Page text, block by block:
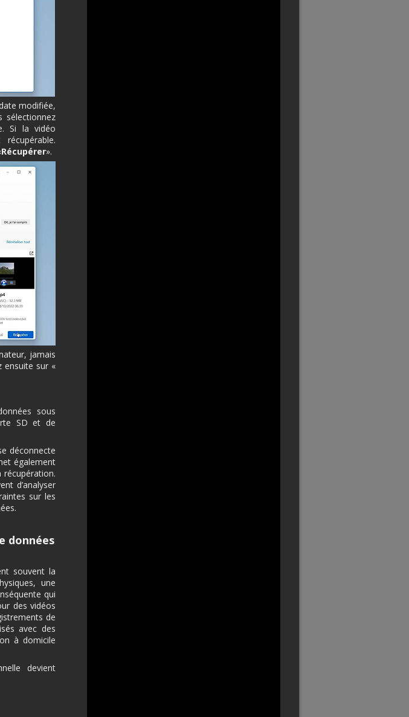
modifiée,
sélectionnez
Si la vidéo
Récupérer».
jamais
ensuite sur «
sous
SD et de
déconnecte
également
d’analyser
sur les
données
souvent la
une
qui
des vidéos
de
avec des
à domicile
devient